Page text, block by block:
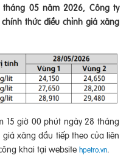
05 năm 2026, Công ty
chính thức điều chỉnh giá xăng
15 giờ 00 phút ngày 28 tháng
xăng dầu tiếp theo của liên
khai tại website hpetro.vn.